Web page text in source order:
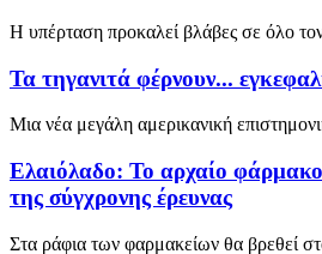
Η υπέρταση προκαλεί βλάβες σε όλο
Τα τηγανιτά φέρνουν...
Μια νέα μεγάλη αμερικανική
Ελαιόλαδο: Το αρχαίο
της σύγχρονης έρευνας
Στα ράφια των φαρμακείων θα βρεθεί